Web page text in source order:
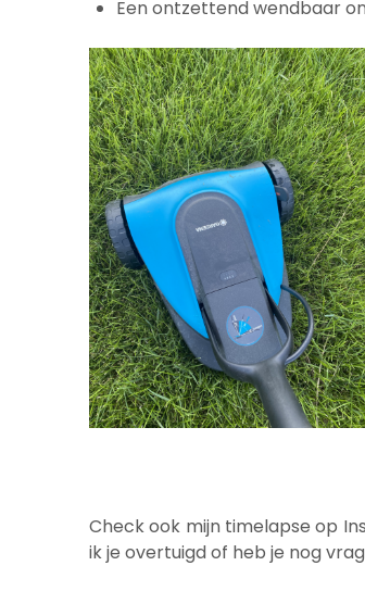
Een ontzettend wendbaar
Check ook mijn timelapse op
ik je overtuigd of heb je nog